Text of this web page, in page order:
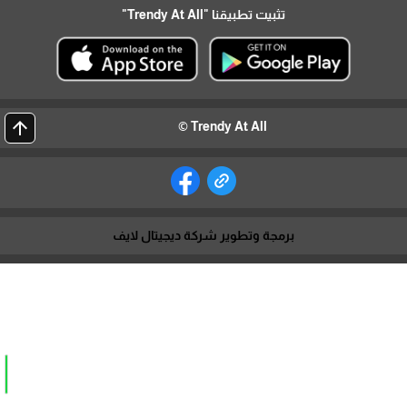
تثبيت تطبيقنا "Trendy At All"
Trendy At All ©
arrow_upward
برمجة وتطوير شركة ديجيتال لايف